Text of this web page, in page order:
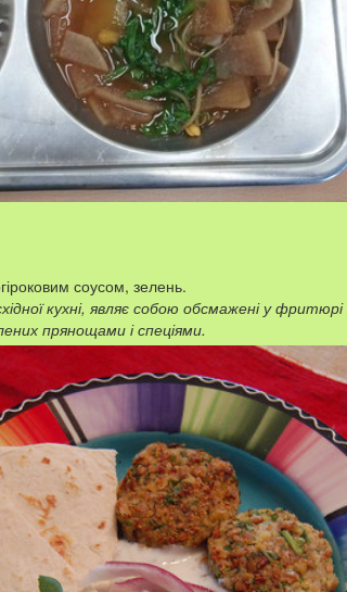
соусом, зелень.
кухні, являє собою обсмажені у
прянощами і спеціями.